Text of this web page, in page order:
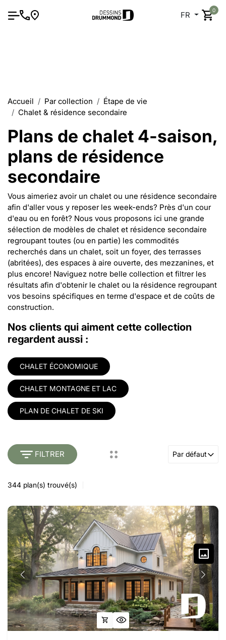
FR
0
Accueil Par collection
Étape de vie
Chalet & résidence secondaire
Plans de chalet 4-saison,
plans de résidence
secondaire
Vous aimeriez avoir un chalet ou une résidence secondaire
afin d'aller vous y reposer les week-ends? Près d'un cour
d'eau ou en forêt? Nous vous proposons ici une grande
sélection de modèles de chalet et résidence secondaire
regroupant toutes (ou en partie) les commodités
recherchés dans un chalet, soit un foyer, des terrasses
(abritées), des espaces à aire ouverte, des mezzanines, et
plus encore! Naviguez notre belle collection et filtrer les
résultats afin d'obtenir le chalet ou la résidence regroupant
vos besoins spécifiques en terme d'espace et de coûts de
construction.
Nos clients qui aiment cette collection
regardent aussi :
CHALET ÉCONOMIQUE
CHALET MONTAGNE ET LAC
PLAN DE CHALET DE SKI
FILTRER Par défaut
344 plan(s) trouvé(s)